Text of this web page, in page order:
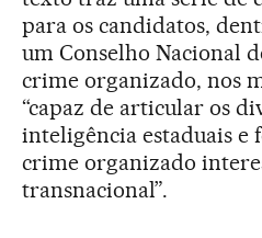
para os candidatos,
um Conselho Nacional
crime organizado, nos
“capaz de articular os
inteligência estaduais e
crime organizado
transnacional”.